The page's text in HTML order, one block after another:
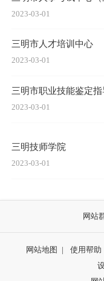
2023-03-01
三明市人才培训中心
2023-03-01
三明市职业技能鉴定
2023-03-01
三明技师学院
2023-03-01
网站
网站地图 | 使用帮助